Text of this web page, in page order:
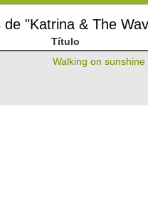
"Katrina & The
Título
Walking on sunshine